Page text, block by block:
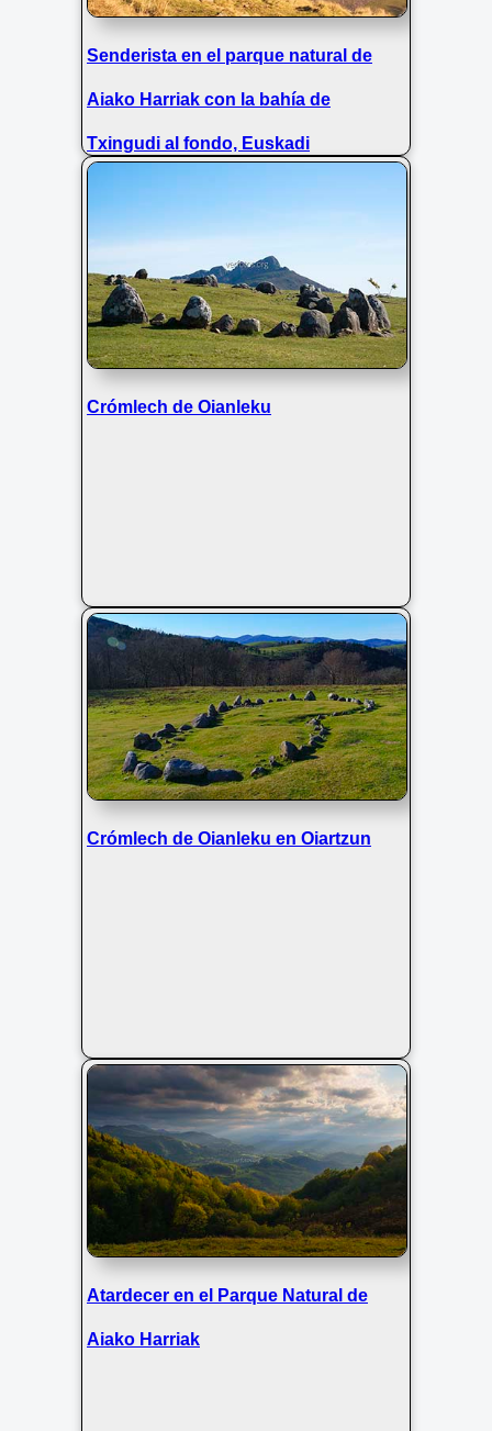
Senderista en el parque natural de
Aiako Harriak con la bahía de
Txingudi al fondo, Euskadi
Crómlech de Oianleku
Crómlech de Oianleku en Oiartzun
Atardecer en el Parque Natural de
Aiako Harriak